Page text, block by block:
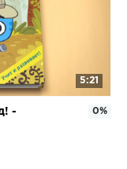
5:21
-
0%